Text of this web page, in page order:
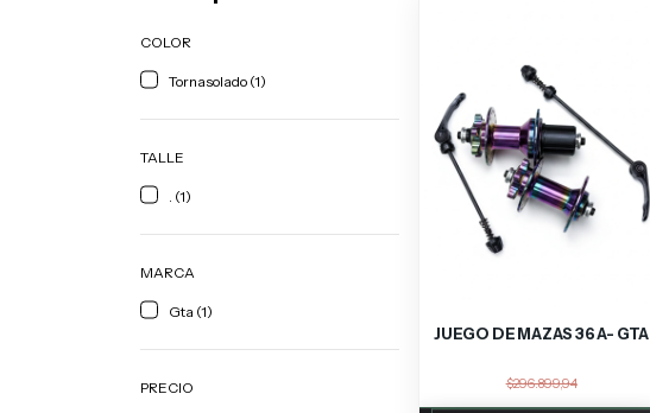
COLOR
Tornasolado (1)
TALLE
. (1)
MARCA
Gta (1)
PRECIO
JUEGO DE MAZAS 36 A- GTA
$296.899,94